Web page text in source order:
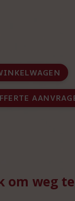
om weg